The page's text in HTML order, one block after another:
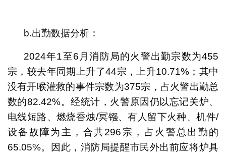
b.出勤数据分析：
2024年1至6月消防局的火警出勤宗数为455
宗，较去年同期上升了44宗，上升10.71%；其中
没有开喉灌救的事件宗数为375宗，占火警出勤总
数的82.42%。经统计，火警原因仍以忘记关炉、
电线短路、燃烧香烛/冥镪、有人留下火种、机件/
设备故障为主，合共296宗，占火警总出勤的
65.05%。因此，消防局提醒市民外出前应将炉具